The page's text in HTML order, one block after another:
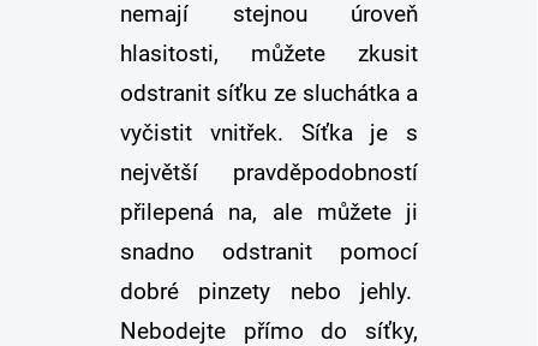
nemají stejnou úroveň
hlasitosti, můžete zkusit
odstranit síťku ze sluchátka a
vyčistit vnitřek. Síťka je s
největší pravděpodobností
přilepená na, ale můžete ji
snadno odstranit pomocí
dobré pinzety nebo jehly.
Nebodejte přímo do síťky,